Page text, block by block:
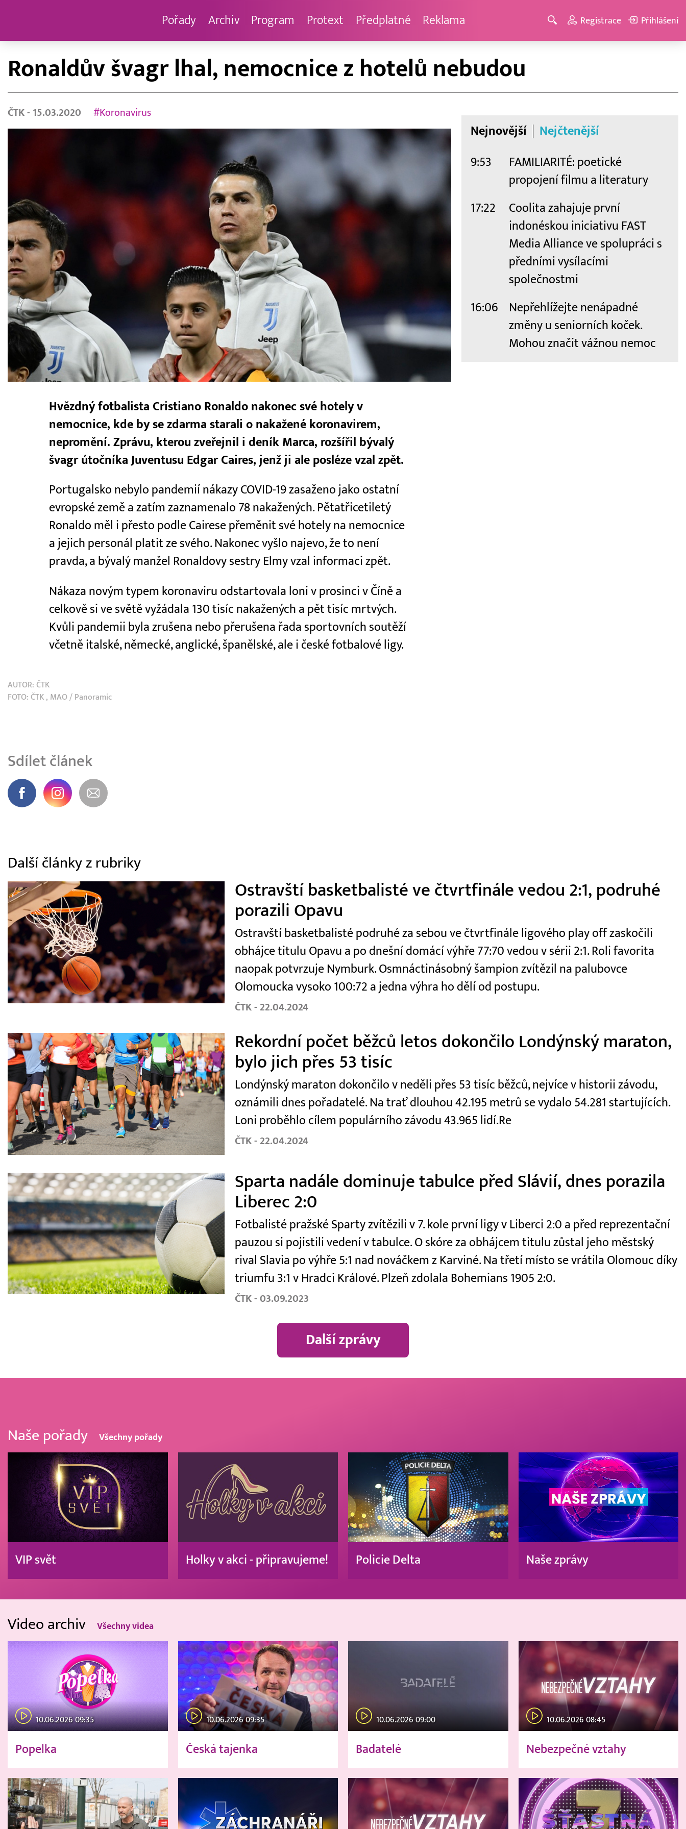
Pořady Archiv Program Protext Předplatné Reklama Registrace Přihlášení
Ronaldův švagr lhal, nemocnice z hotelů nebudou
ČTK - 15.03.2020 #Koronavirus
Hvězdný fotbalista Cristiano Ronaldo nakonec své hotely v
nemocnice, kde by se zdarma starali o nakažené koronavirem,
nepromění. Zprávu, kterou zveřejnil i deník Marca, rozšířil bývalý
švagr útočníka Juventusu Edgar Caires, jenž ji ale posléze vzal zpět.
Portugalsko nebylo pandemií nákazy COVID-19 zasaženo jako ostatní
evropské země a zatím zaznamenalo 78 nakažených. Pětatřicetiletý
Ronaldo měl i přesto podle Cairese přeměnit své hotely na nemocnice
a jejich personál platit ze svého. Nakonec vyšlo najevo, že to není
pravda, a bývalý manžel Ronaldovy sestry Elmy vzal informaci zpět.
Nákaza novým typem koronaviru odstartovala loni v prosinci v Číně a
celkově si ve světě vyžádala 130 tisíc nakažených a pět tisíc mrtvých.
Kvůli pandemii byla zrušena nebo přerušena řada sportovních soutěží
včetně italské, německé, anglické, španělské, ale i české fotbalové ligy.
AUTOR: ČTK
FOTO: ČTK , MAO / Panoramic
Sdílet článek
Nejnovější Nejčtenější
9:53
FAMILIARITÉ: poetické
propojení filmu a literatury
17:22
Coolita zahajuje první
indonéskou iniciativu FAST
Media Alliance ve spolupráci s
předními vysílacími
společnostmi
16:06
Nepřehlížejte nenápadné
změny u seniorních koček.
Mohou značit vážnou nemoc
Další články z rubriky
Ostravští basketbalisté ve čtvrtfinále vedou 2:1, podruhé
porazili Opavu
Ostravští basketbalisté podruhé za sebou ve čtvrtfinále ligového play off zaskočili
obhájce titulu Opavu a po dnešní domácí výhře 77:70 vedou v sérii 2:1. Roli favorita
naopak potvrzuje Nymburk. Osmnáctinásobný šampion zvítězil na palubovce
Olomoucka vysoko 100:72 a jedna výhra ho dělí od postupu.
ČTK - 22.04.2024
Rekordní počet běžců letos dokončilo Londýnský maraton,
bylo jich přes 53 tisíc
Londýnský maraton dokončilo v neděli přes 53 tisíc běžců, nejvíce v historii závodu,
oznámili dnes pořadatelé. Na trať dlouhou 42.195 metrů se vydalo 54.281 startujících.
Loni proběhlo cílem populárního závodu 43.965 lidí.Re
ČTK - 22.04.2024
Sparta nadále dominuje tabulce před Slávií, dnes porazila
Liberec 2:0
Fotbalisté pražské Sparty zvítězili v 7. kole první ligy v Liberci 2:0 a před reprezentační
pauzou si pojistili vedení v tabulce. O skóre za obhájcem titulu zůstal jeho městský
rival Slavia po výhře 5:1 nad nováčkem z Karviné. Na třetí místo se vrátila Olomouc díky
triumfu 3:1 v Hradci Králové. Plzeň zdolala Bohemians 1905 2:0.
ČTK - 03.09.2023
Další zprávy
Naše pořady Všechny pořady
VIP svět Holky v akci - připravujeme! Policie Delta Naše zprávy
Video archiv Všechny videa
10.06.2026 09:35
Popelka
10.06.2026 09:35
Česká tajenka
10.06.2026 09:00
Badatelé
10.06.2026 08:45
Nebezpečné vztahy